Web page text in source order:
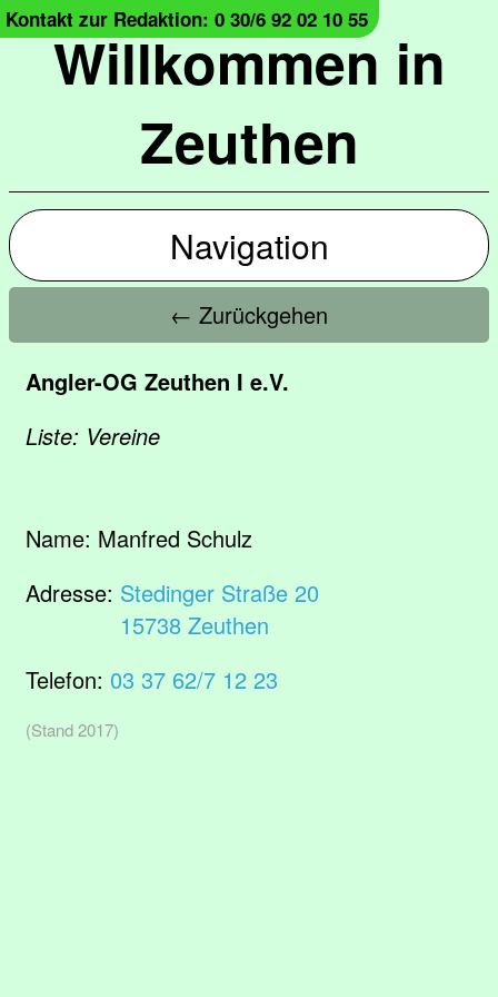
Willkommen in
Zeuthen
Kontakt zur Redaktion: 0 30/6 92 02 10 55
Navigation
← Zurückgehen
Angler-OG Zeuthen I e.V.
Liste: Vereine
Name: Manfred Schulz
Adresse: Stedinger Straße 20
15738 Zeuthen
Telefon: 03 37 62/7 12 23
(Stand 2017)